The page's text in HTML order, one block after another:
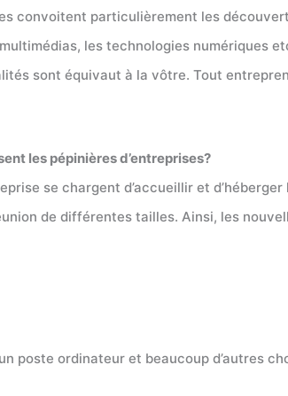
convoitent particulièrement les
les technologies numériques
sont équivaut à la vôtre. Tout
les pépinières d’entreprises?
se chargent d’accueillir et
de différentes tailles. Ainsi, les
poste ordinateur et beaucoup d’autres